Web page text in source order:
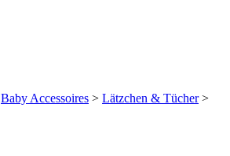
Baby Accessoires > Lätzchen & Tücher>